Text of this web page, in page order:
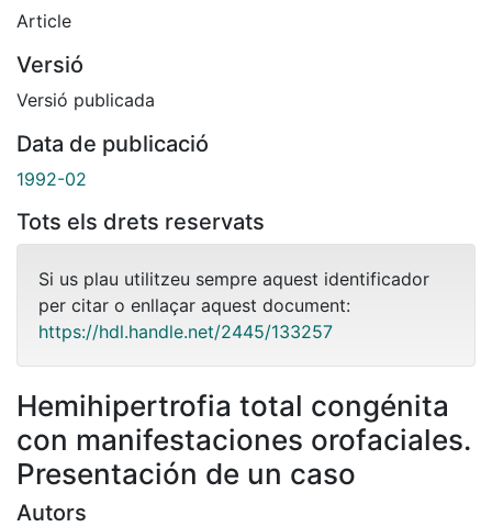
Article
Versió
Versió publicada
Data de publicació
1992-02
Tots els drets reservats
Si us plau utilitzeu sempre aquest identificador
per citar o enllaçar aquest document:
https://hdl.handle.net/2445/133257
Hemihipertrofia total congénita
con manifestaciones orofaciales.
Presentación de un caso
Autors